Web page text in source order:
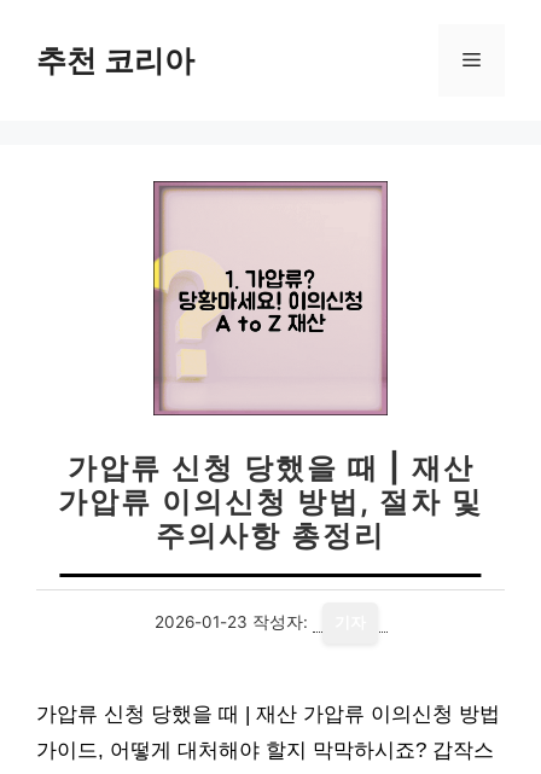
추천 코리아 메
가압류 신청 당했을 때 | 재산
가압류 이의신청 방법, 절차 및
주의사항 총정리
2026-01-23 작성자:
가압류 신청 당했을 때 | 재산 가압류 이의신청 방법
가이드, 어떻게 대처해야 할지 막막하시죠? 갑작스